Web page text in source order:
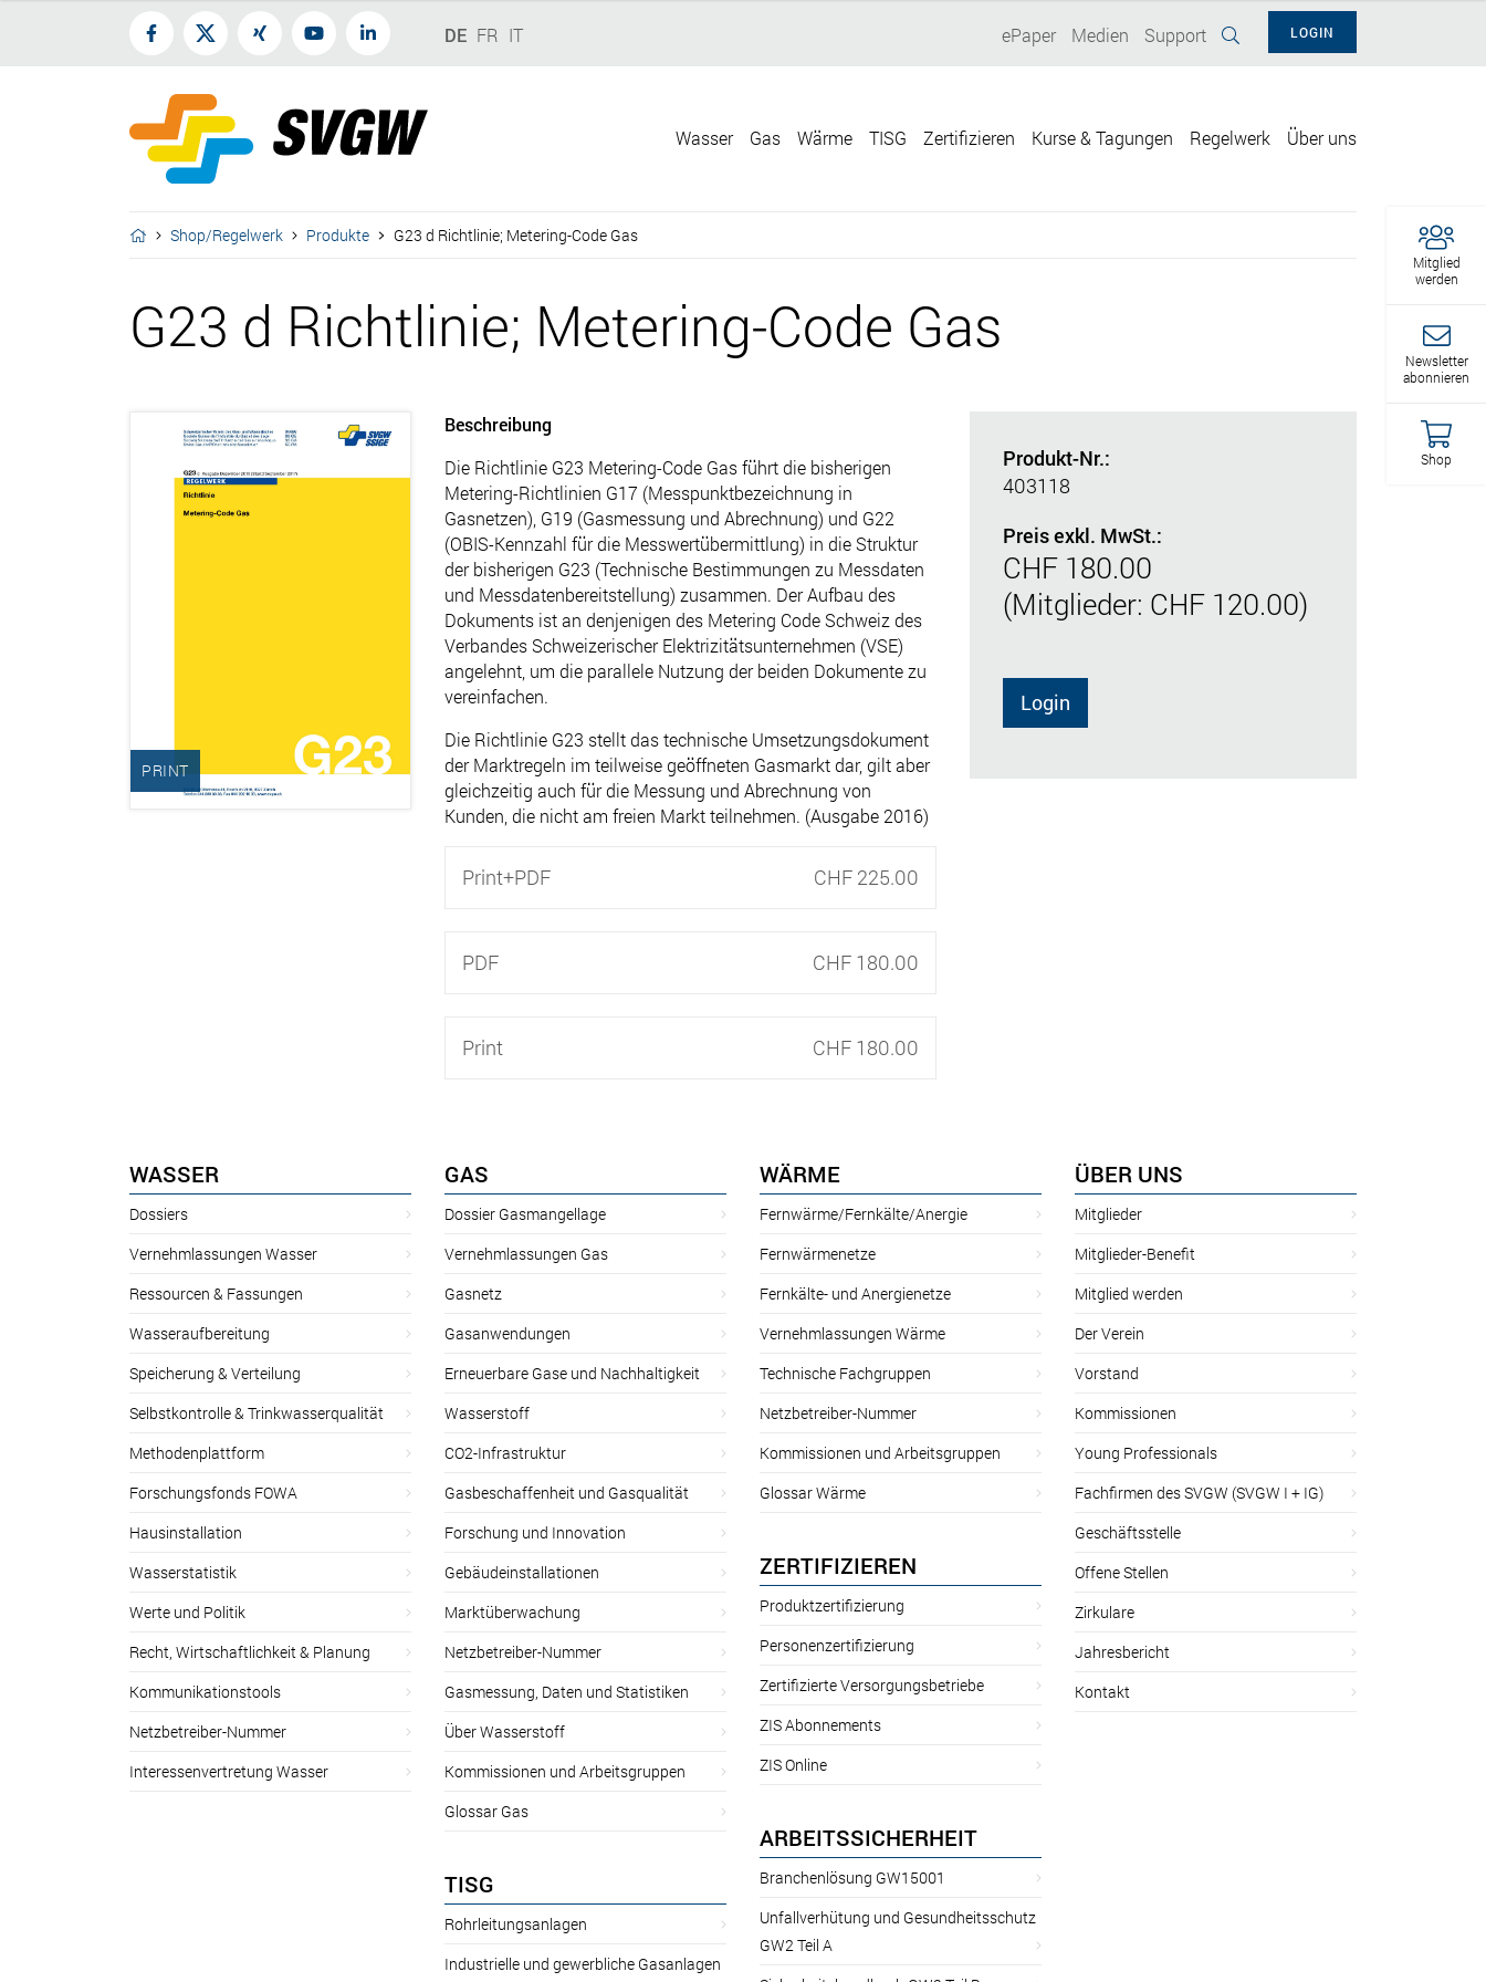
Mitglied
werden
Newsletter
abonnieren
Shop
DE FR IT LOGIN
ePaper Medien Support
Wasser Gas Wärme TISG Zertifizieren Kurse & Tagungen Regelwerk Über uns
Shop/Regelwerk Produkte G23 d Richtlinie; Metering-Code Gas
G23 d Richtlinie; Metering-Code Gas
PRINT
Beschreibung
Die Richtlinie G23 Metering-Code Gas führt die bisherigen
Metering-Richtlinien G17 (Messpunktbezeichnung in
Gasnetzen), G19 (Gasmessung und Abrechnung) und G22
(OBIS-Kennzahl für die Messwertübermittlung) in die Struktur
der bisherigen G23 (Technische Bestimmungen zu Messdaten
und Messdatenbereitstellung) zusammen. Der Aufbau des
Dokuments ist an denjenigen des Metering Code Schweiz des
Verbandes Schweizerischer Elektrizitätsunternehmen (VSE)
angelehnt, um die parallele Nutzung der beiden Dokumente zu
vereinfachen.
Die Richtlinie G23 stellt das technische Umsetzungsdokument
der Marktregeln im teilweise geöffneten Gasmarkt dar, gilt aber
gleichzeitig auch für die Messung und Abrechnung von
Kunden, die nicht am freien Markt teilnehmen. (Ausgabe 2016)
Print+PDF CHF 225.00
PDF CHF 180.00
Print CHF 180.00
Produkt-Nr.:
403118
Preis exkl. MwSt.:
CHF 180.00
(Mitglieder: CHF 120.00)
Login
WASSER
Dossiers
Vernehmlassungen Wasser
Ressourcen & Fassungen
Wasseraufbereitung
Speicherung & Verteilung
Selbstkontrolle & Trinkwasserqualität
Methodenplattform
Forschungsfonds FOWA
Hausinstallation
Wasserstatistik
Werte und Politik
Recht, Wirtschaftlichkeit & Planung
Kommunikationstools
Netzbetreiber-Nummer
Interessenvertretung Wasser
GAS
Dossier Gasmangellage
Vernehmlassungen Gas
Gasnetz
Gasanwendungen
Erneuerbare Gase und Nachhaltigkeit
Wasserstoff
CO2-Infrastruktur
Gasbeschaffenheit und Gasqualität
Forschung und Innovation
Gebäudeinstallationen
Marktüberwachung
Netzbetreiber-Nummer
Gasmessung, Daten und Statistiken
Über Wasserstoff
Kommissionen und Arbeitsgruppen
Glossar Gas
TISG
Rohrleitungsanlagen
Industrielle und gewerbliche Gasanlagen
WÄRME
Fernwärme/Fernkälte/Anergie
Fernwärmenetze
Fernkälte- und Anergienetze
Vernehmlassungen Wärme
Technische Fachgruppen
Netzbetreiber-Nummer
Kommissionen und Arbeitsgruppen
Glossar Wärme
ZERTIFIZIEREN
Produktzertifizierung
Personenzertifizierung
Zertifizierte Versorgungsbetriebe
ZIS Abonnements
ZIS Online
ARBEITSSICHERHEIT
Branchenlösung GW15001
Unfallverhütung und Gesundheitsschutz
GW2 Teil A
ÜBER UNS
Mitglieder
Mitglieder-Benefit
Mitglied werden
Der Verein
Vorstand
Kommissionen
Young Professionals
Fachfirmen des SVGW (SVGW I + IG)
Geschäftsstelle
Offene Stellen
Zirkulare
Jahresbericht
Kontakt